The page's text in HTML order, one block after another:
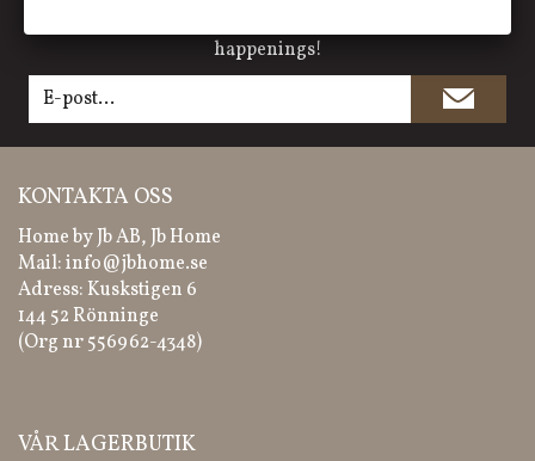
happenings!
KONTAKTA OSS
Home by Jb AB, Jb Home
Mail:info@jbhome.se
Adress: Kuskstigen 6
144 52 Rönninge
(Org nr 556962-4348)
VÅR LAGERBUTIK